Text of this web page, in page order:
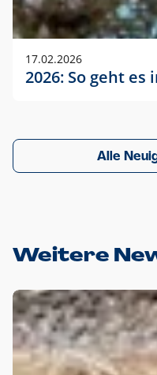
17.02.2026
2026: So geht
Alle
Weitere